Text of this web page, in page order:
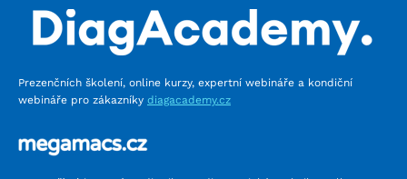
Prezenčních školení, online kurzy, expertní webináře a kondiční
webináře pro zákazníky diagacademy.cz